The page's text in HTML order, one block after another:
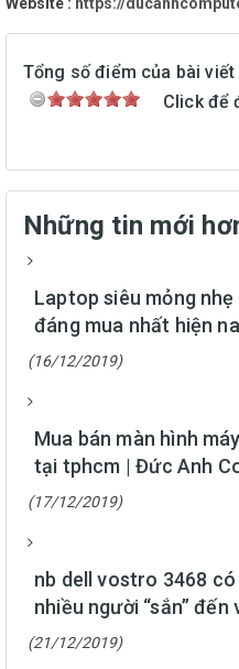
Tổng số điểm của bài
Click để
Những tin mới
Laptop siêu mỏng
đáng mua nhất hiện
(16/12/2019)
Mua bán màn hình
tại tphcm | Đức Anh
(17/12/2019)
nb dell vostro 3468
nhiều người “sắn” đến
(21/12/2019)